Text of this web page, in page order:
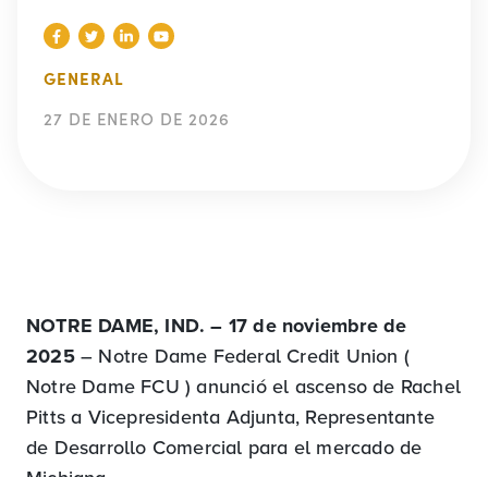
GENERAL
27 DE ENERO DE 2026
NOTRE DAME, IND. – 17 de noviembre de
2025 – Notre Dame Federal Credit Union (
Notre Dame FCU ) anunció el ascenso de Rachel
Pitts a Vicepresidenta Adjunta, Representante
de Desarrollo Comercial para el mercado de